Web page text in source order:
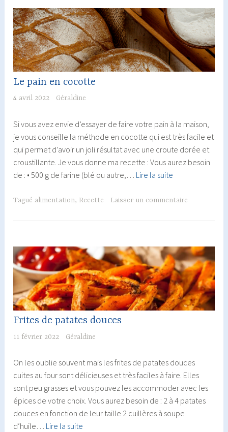
Le pain en cocotte
4 avril 2022 Géraldine
Si vous avez envie d’essayer de faire votre pain à la maison,
je vous conseille la méthode en cocotte qui est très facile et
qui permet d’avoir un joli résultat avec une croute dorée et
croustillante. Je vous donne ma recette : Vous aurez besoin
de : • 500 g de farine (blé ou autre,… Lire la suite
en
Tagué alimentation, Recette Laisser un commentaire
Frites de patates douces
11 février 2022 Géraldine
On les oublie souvent mais les frites de patates douces
cuites au four sont délicieuses et très faciles à faire. Elles
sont peu grasses et vous pouvez les accommoder avec les
épices de votre choix. Vous aurez besoin de : 2 à 4 patates
douces en fonction de leur taille 2 cuillères à soupe
d‘huile… Lire la suite